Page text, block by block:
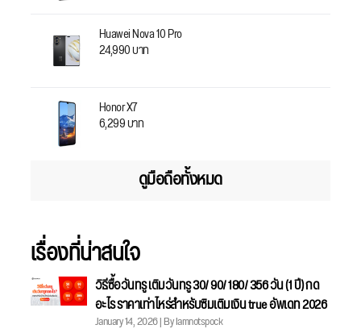
Huawei Nova 10 Pro
24,990 บาท
Honor X7
6,299 บาท
ดูมือถือทั้งหมด
เรื่องที่น่าสนใจ
วิธีซื้อวันทรู เติมวันทรู 30/ 90/ 180/ 356 วัน (1 ปี) กด
อะไร ราคาเท่าไหร่สำหรับซิมเติมเงิน true อัพเดท 2026
January 14, 2026 | By Iamnotspock